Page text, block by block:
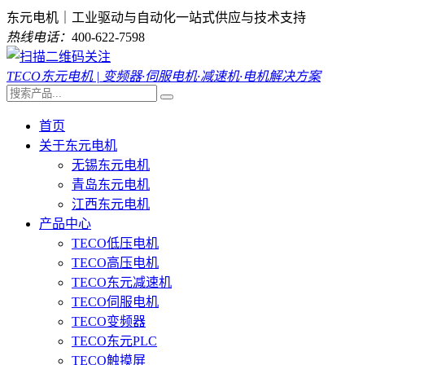
东元电机｜工业驱动与自动化一站式供应与技术支持
热线电话： 400-622-7598
TECO东元电机 | 变频器·伺服电机·减速机·电机解决方案
首页
关于东元电机
无锡东元电机
青岛东元电机
江西东元电机
产品中心
TECO低压电机
TECO高压电机
TECO东元减速机
TECO伺服电机
TECO变频器
TECO东元PLC
TECO触摸屏